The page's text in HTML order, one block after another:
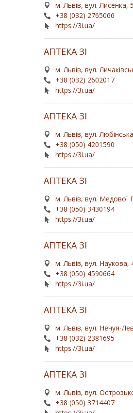
м. Львів, вул. Лисенка, 5
+38 (032) 2765066
https://3i.ua/
АПТЕКА ЗІ
м. Львів, вул.
+38 (032) 2602017
https://3i.ua/
АПТЕКА ЗІ
м. Львів, вул.
+38 (050) 4201590
https://3i.ua/
АПТЕКА ЗІ
м. Львів, вул. Медової
+38 (050) 3430194
https://3i.ua/
АПТЕКА ЗІ
м. Львів, вул. Наукова,
+38 (050) 4590664
https://3i.ua/
АПТЕКА ЗІ
м. Львів, вул. Нечуя-
+38 (032) 2381695
https://3i.ua/
АПТЕКА ЗІ
м. Львів, вул.
+38 (050) 3714407